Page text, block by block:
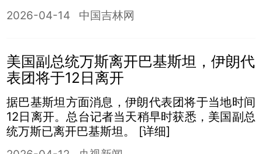
2026-04-14 中国吉林网
美国副总统万斯离开巴基斯坦，伊朗代
表团将于12日离开
据巴基斯坦方面消息，伊朗代表团将于当地时间
12日离开。总台记者当天稍早时获悉，美国副总
统万斯已离开巴基斯坦。 [详细]